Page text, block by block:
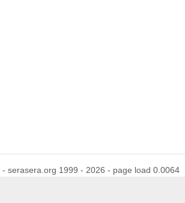
- serasera.org 1999 - 2026 - page load 0.0064